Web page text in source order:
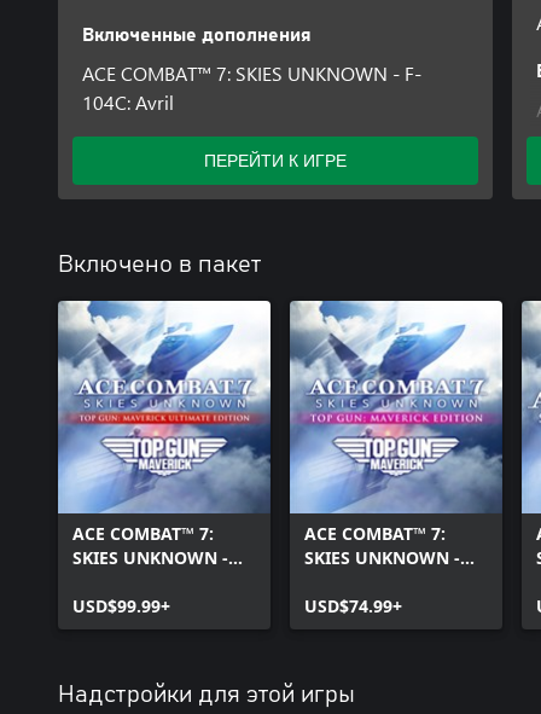
Включенные дополнения
ACE COMBAT™ 7: SKIES UNKNOWN - F-
104C: Avril
ПЕРЕЙТИ К ИГРЕ
Включено в пакет
ACE COMBAT™ 7:
SKIES UNKNOWN -
Ultimate Edition
USD$99.99+
ACE COMBAT™ 7:
SKIES UNKNOWN -
Edition
USD$74.99+
Надстройки для этой игры